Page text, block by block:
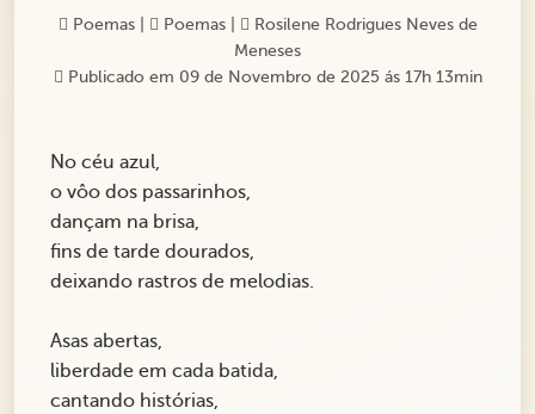
Poemas| Poemas|
Rosilene Rodrigues Neves de
Meneses
Publicado em 09 de Novembro de 2025 ás 17h 13min
No céu azul,
o vôo dos passarinhos,
dançam na brisa,
fins de tarde dourados,
deixando rastros de melodias.
Asas abertas,
liberdade em cada batida,
cantando histórias,